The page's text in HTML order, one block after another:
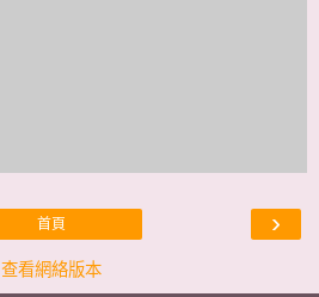
›
首頁
查看網絡版本